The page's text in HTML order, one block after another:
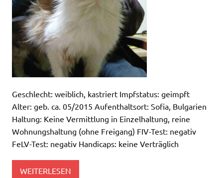
Geschlecht: weiblich, kastriert Impfstatus: geimpft
Alter: geb. ca. 05/2015 Aufenthaltsort: Sofia, Bulgarien
Haltung: Keine Vermittlung in Einzelhaltung, reine
Wohnungshaltung (ohne Freigang) FIV-Test: negativ
FeLV-Test: negativ Handicaps: keine Verträglich
WEITERLESEN